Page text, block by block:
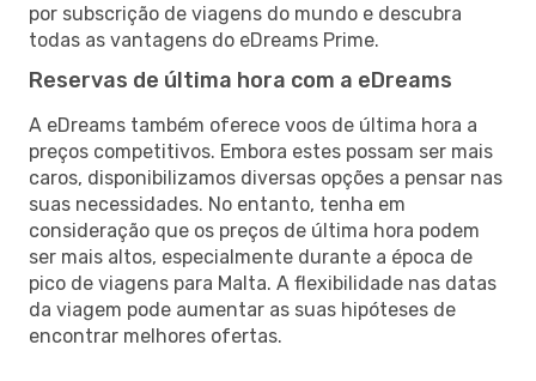
por subscrição de viagens do mundo e descubra
todas as vantagens do eDreams Prime.
Reservas de última hora com a eDreams
A eDreams também oferece voos de última hora a
preços competitivos. Embora estes possam ser mais
caros, disponibilizamos diversas opções a pensar nas
suas necessidades. No entanto, tenha em
consideração que os preços de última hora podem
ser mais altos, especialmente durante a época de
pico de viagens para Malta. A flexibilidade nas datas
da viagem pode aumentar as suas hipóteses de
encontrar melhores ofertas.